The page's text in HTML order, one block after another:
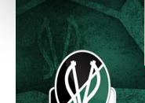
Weitere Details,
Empfänger entnehmen